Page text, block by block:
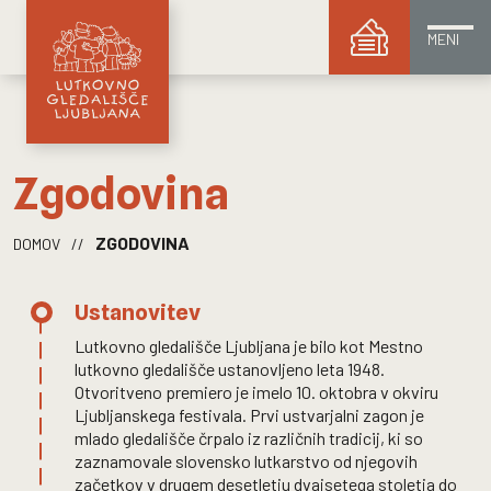
MENI
Zgodovina
DOMOV // ZGODOVINA
Ustanovitev
Lutkovno gledališče Ljubljana je bilo kot Mestno
lutkovno gledališče ustanovljeno leta 1948.
Otvoritveno premiero je imelo 10. oktobra v okviru
Ljubljanskega festivala. Prvi ustvarjalni zagon je
mlado gledališče črpalo iz različnih tradicij, ki so
zaznamovale slovensko lutkarstvo od njegovih
začetkov v drugem desetletju dvajsetega stoletja do